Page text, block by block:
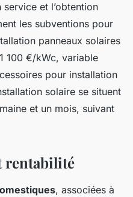
et l’obtention
les subventions pour
panneaux solaires
100 €/kWc, variable
pour installation
solaire se situent
et un mois, suivant
rentabilité
, associées à